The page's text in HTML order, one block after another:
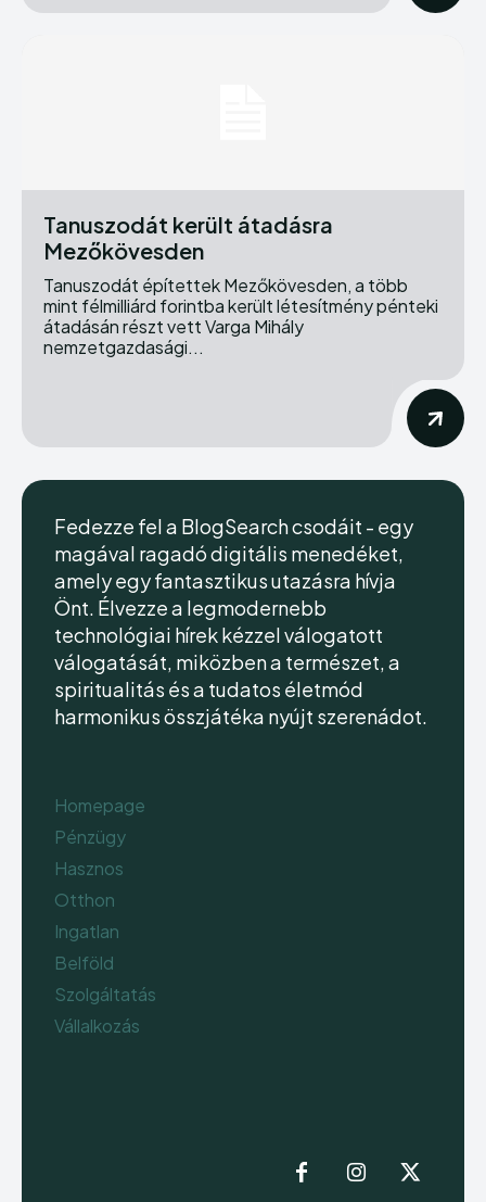
Tanuszodát került átadásra
Mezőkövesden
Tanuszodát építettek Mezőkövesden, a több
mint félmilliárd forintba került létesítmény pénteki
átadásán részt vett Varga Mihály
nemzetgazdasági...
Fedezze fel a BlogSearch csodáit - egy
magával ragadó digitális menedéket,
amely egy fantasztikus utazásra hívja
Önt. Élvezze a legmodernebb
technológiai hírek kézzel válogatott
válogatását, miközben a természet, a
spiritualitás és a tudatos életmód
harmonikus összjátéka nyújt szerenádot.
Homepage
Pénzügy
Hasznos
Otthon
Ingatlan
Belföld
Szolgáltatás
Vállalkozás